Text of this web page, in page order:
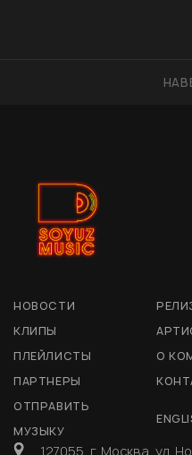
НОВОСТИ
КЛИПЫ
ПЛЕЙЛИСТЫ
О
ПАРТНЕРЫ
ОТПРАВИТЬ
МУЗЫКУ
127055, г. Москва, ул.